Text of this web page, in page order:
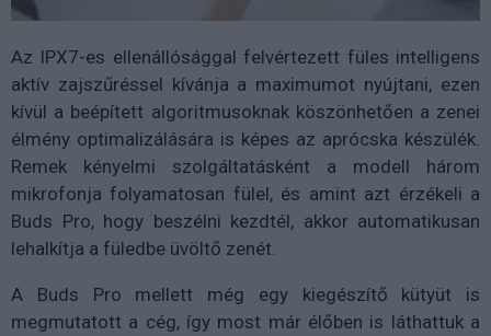
Az IPX7-es ellenállósággal felvértezett füles intelligens
aktív zajszűréssel kívánja a maximumot nyújtani, ezen
kívül a beépített algoritmusoknak köszönhetően a zenei
élmény optimalizálására is képes az aprócska készülék.
Remek kényelmi szolgáltatásként a modell három
mikrofonja folyamatosan fülel, és amint azt érzékeli a
Buds Pro, hogy beszélni kezdtél, akkor automatikusan
lehalkítja a füledbe üvöltő zenét.
A Buds Pro mellett még egy kiegészítő kütyüt is
megmutatott a cég, így most már élőben is láthattuk a